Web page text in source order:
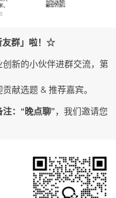
友群」啦！☆
新的小伙伴进群交流，第
献选题 & 推荐嘉宾。
注：“晚点聊”，我们邀请您